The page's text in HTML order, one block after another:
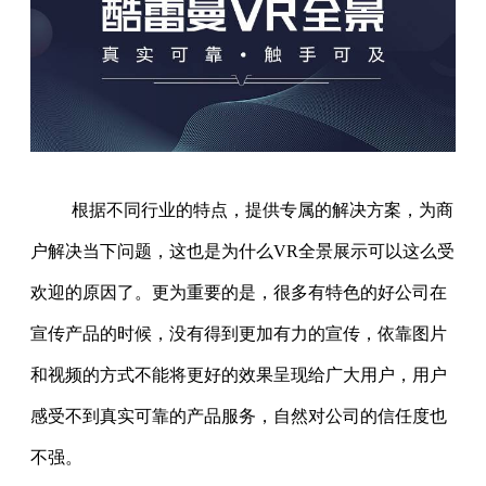
根据不同行业的特点，提供专属的解决方案，为商
户解决当下问题，这也是为什么VR全景展示可以这么受
欢迎的原因了。更为重要的是，很多有特色的好公司在
宣传产品的时候，没有得到更加有力的宣传，依靠图片
和视频的方式不能将更好的效果呈现给广大用户，用户
感受不到真实可靠的产品服务，自然对公司的信任度也
不强。